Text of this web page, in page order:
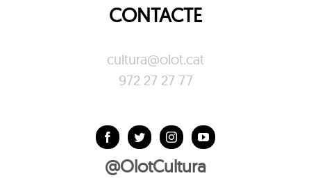
CONTACTE
cultura@olot.cat
972 27 27 77
@OlotCultura